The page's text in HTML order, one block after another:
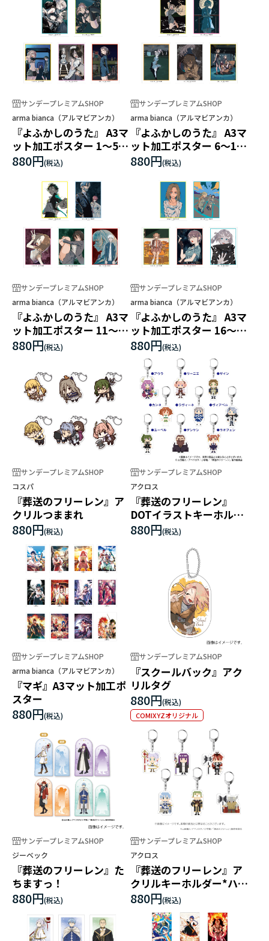
サンデープレミアムSHOP
arma bianca（アルマビアンカ）
『よふかしのうた』 A3マ
ット加工ポスター 1～5巻
表紙
880円
サンデープレミアムSHOP
arma bianca（アルマビアンカ）
『よふかしのうた』 A3マ
ット加工ポスター 6～10
巻表紙
880円
サンデープレミアムSHOP
arma bianca（アルマビアンカ）
『よふかしのうた』 A3マ
ット加工ポスター 11～15
巻表紙
880円
サンデープレミアムSHOP
arma bianca（アルマビアンカ）
『よふかしのうた』 A3マ
ット加工ポスター 16～20
巻表紙
880円
サンデープレミアムSHOP
コスパ
『葬送のフリーレン』ア
クリルつままれ
880円
サンデープレミアムSHOP
アクロス
『葬送のフリーレン』
DOTイラストキーホルダ
ーver.2
880円
サンデープレミアムSHOP
arma bianca（アルマビアンカ）
『マギ』A3マット加工ポ
スター
880円
サンデープレミアムSHOP
『スクールバック』アク
リルタグ
880円
COMIXYZオリジナル
サンデープレミアムSHOP
ジーベック
『葬送のフリーレン』た
ちますっ！
880円
サンデープレミアムSHOP
アクロス
『葬送のフリーレン』ア
クリルキーホルダー*ハイ
ター
880円